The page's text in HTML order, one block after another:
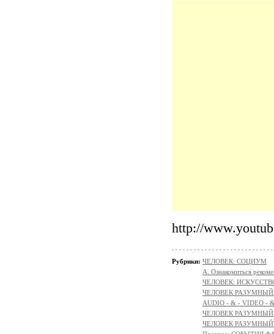
http://
Рубрики: ЧЕЛОВЕК: СОЦИУМ
А. Ознакомиться
ЧЕЛОВЕК:
ЧЕЛОВЕК
AUDIO - & - VIDEO -
ЧЕЛОВЕК
ЧЕЛОВЕК РАЗУМНЫЙ: